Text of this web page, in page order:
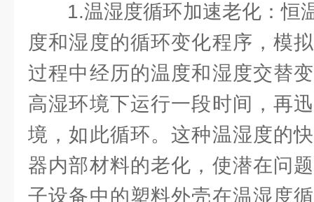
1.温湿度循环加速老化：恒
度和湿度的循环变化程序，模
过程中经历的温度和湿度交替
高湿环境下运行一段时间，再
境，如此循环。这种温湿度的
器内部材料的老化，使潜在问
子设备中的塑料外壳在温湿度